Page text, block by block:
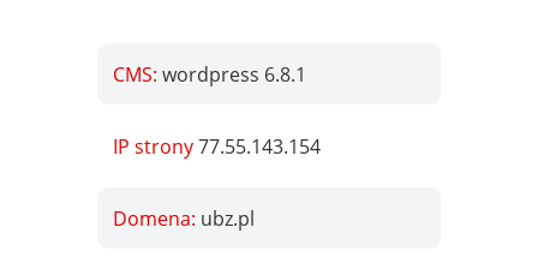
CMS:wordpress 6.8.1
IP strony77.55.143.154
Domena: ubz.pl